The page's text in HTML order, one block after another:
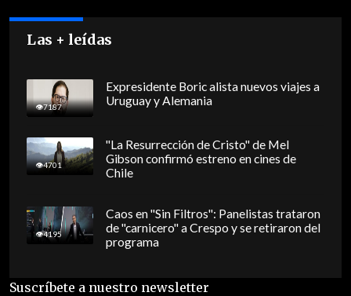
Las + leídas
7187
Expresidente Boric alista nuevos viajes a
Uruguay y Alemania
4701
"La Resurrección de Cristo" de Mel
Gibson confirmó estreno en cines de
Chile
4195
Caos en "Sin Filtros": Panelistas trataron
de "carnicero" a Crespo y se retiraron del
programa
Suscríbete a nuestro newsletter